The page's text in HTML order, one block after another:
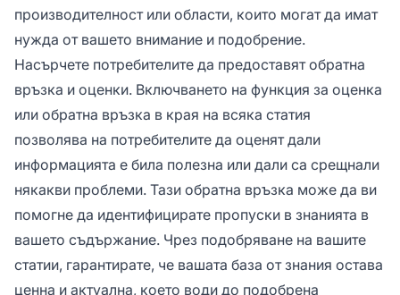
производителност или области, които могат да имат
нужда от вашето внимание и подобрение.
Насърчете потребителите да предоставят обратна
връзка и оценки. Включването на функция за оценка
или обратна връзка в края на всяка статия
позволява на потребителите да оценят дали
информацията е била полезна или дали са срещнали
някакви проблеми. Тази обратна връзка може да ви
помогне да идентифицирате пропуски в знанията в
вашето съдържание. Чрез подобряване на вашите
статии, гарантирате, че вашата база от знания остава
ценна и актуална, което води до подобрена